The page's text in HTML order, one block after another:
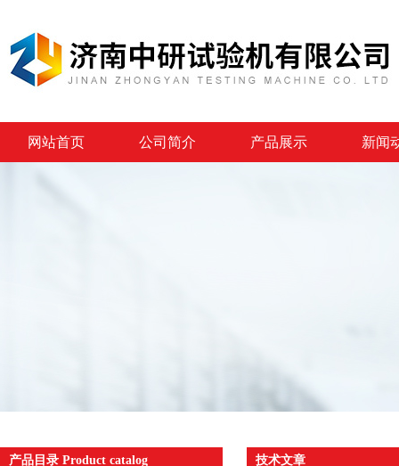
网站首页 公司简介 产品展示 新闻
产品目录 Product catalog 技术文章